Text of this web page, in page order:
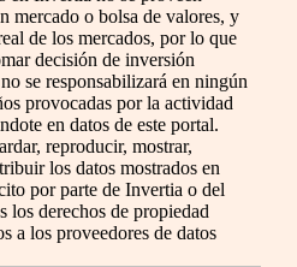
mercado o bolsa de valores, y
de los mercados, por lo que
decisión de inversión
se responsabilizará en ningún
provocadas por la actividad
en datos de este portal.
reproducir, mostrar,
los datos mostrados en
por parte de Invertia o del
los derechos de propiedad
a los proveedores de datos